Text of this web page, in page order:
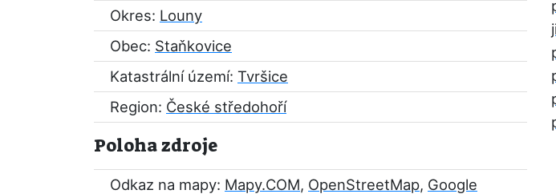
Okres: Louny
Obec: Staňkovice
Katastrální území: Tvršice
Region: České středohoří
Poloha zdroje
Odkaz na mapy: Mapy.COM, OpenStreetMap, Google